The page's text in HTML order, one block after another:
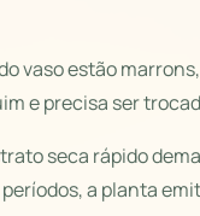
vaso estão
e precisa ser
seca rápido
a planta